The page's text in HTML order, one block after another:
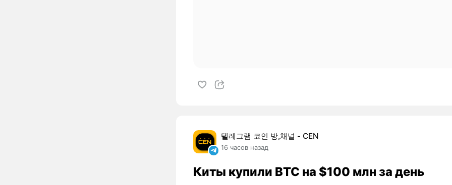
텔레그램 코인 방,채널 - CEN
16 часов назад
Киты купили BTC на $100 млн за день